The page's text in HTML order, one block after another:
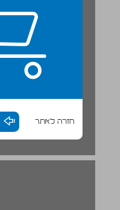
חזרה לאתר